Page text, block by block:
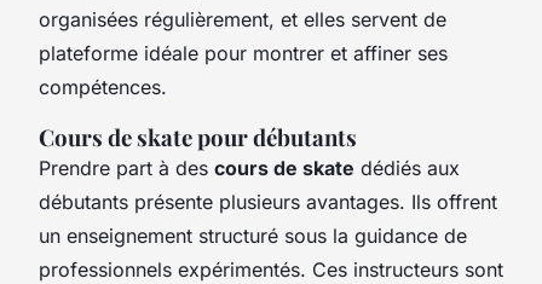
organisées régulièrement, et elles servent de
plateforme idéale pour montrer et affiner ses
compétences.
Cours de skate pour débutants
Prendre part à des cours de skate dédiés aux
débutants présente plusieurs avantages. Ils offrent
un enseignement structuré sous la guidance de
professionnels expérimentés. Ces instructeurs sont